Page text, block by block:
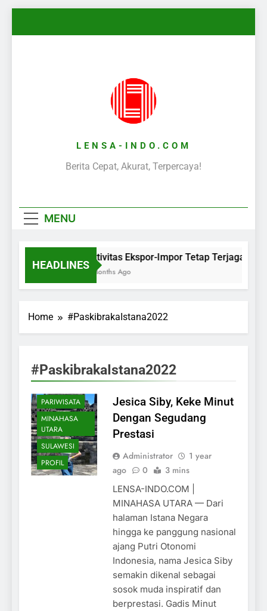
LENSA-INDO.COM
Berita Cepat, Akurat, Terpercaya!
MENU
HEADLINES
Aktivitas Ekspor-Impor Tetap Terjaga
7 Months Ago
Home #PaskibrakaIstana2022
#PaskibrakaIstana2022
PARIWISATA
MINAHASA
UTARA
SULAWESI
PROFIL
Jesica Siby, Keke Minut
Dengan Segudang
Prestasi
Administrator
1 year
ago
0 3 mins
LENSA-INDO.COM |
MINAHASA UTARA — Dari
halaman Istana Negara
hingga ke panggung nasional
ajang Putri Otonomi
Indonesia, nama Jesica Siby
semakin dikenal sebagai
sosok muda inspiratif dan
berprestasi. Gadis Minut